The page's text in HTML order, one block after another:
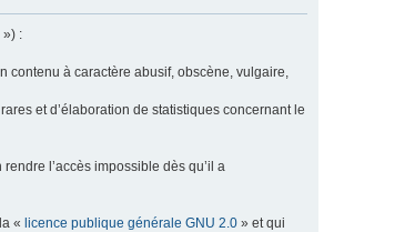
») :
contenu à caractère abusif, obscène, vulgaire,
et d’élaboration de statistiques concernant le
l’accès impossible dès qu’il a
« licence publique générale GNU 2.0 » et qui